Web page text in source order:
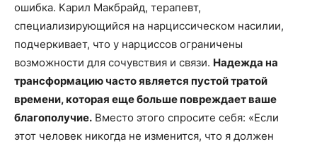
ошибка. Карил Макбрайд, терапевт,
специализирующийся на нарциссическом насилии,
подчеркивает, что у нарциссов ограничены
возможности для сочувствия и связи. Надежда на
трансформацию часто является пустой тратой
времени, которая еще больше повреждает ваше
благополучие. Вместо этого спросите себя: «Если
этот человек никогда не изменится, что я должен